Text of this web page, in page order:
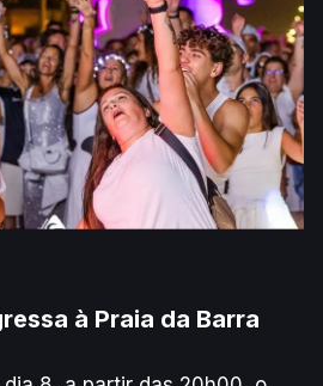
à Praia da Barra